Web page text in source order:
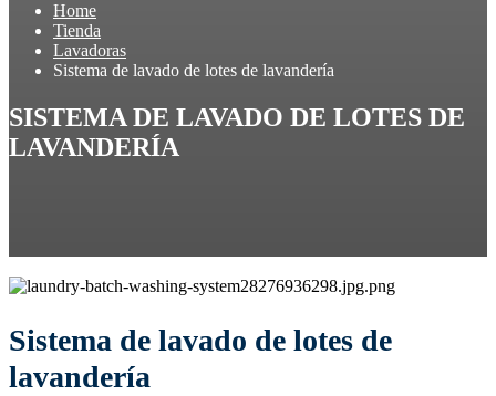
Home
Tienda
Lavadoras
Sistema de lavado de lotes de lavandería
SISTEMA DE LAVADO DE LOTES DE
LAVANDERÍA
Sistema de lavado de lotes de
lavandería